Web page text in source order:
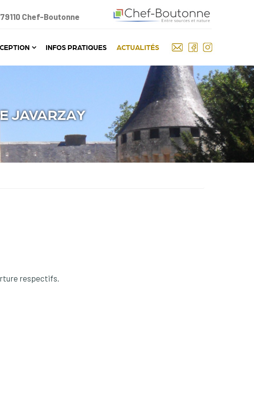
Chef-Boutonne
INFOS PRATIQUES ACTUALITÉS
JAVARZAY
respectifs.